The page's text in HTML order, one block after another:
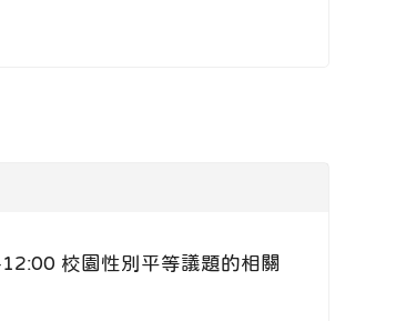
校園性別平等議題的相關